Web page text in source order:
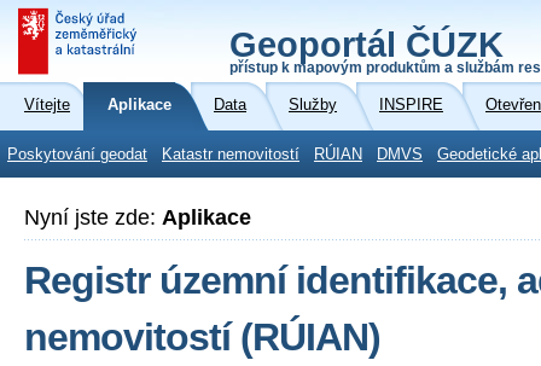
Geoportál ČÚZK
přístup k mapovým produktům a službám
Vítejte Aplikace Data Služby INSPIRE
Poskytování geodat Katastr nemovitostí RÚIAN DMVS Geodetické
Nyní jste zde: Aplikace
Registr územní identifikace,
nemovitostí (RÚIAN)